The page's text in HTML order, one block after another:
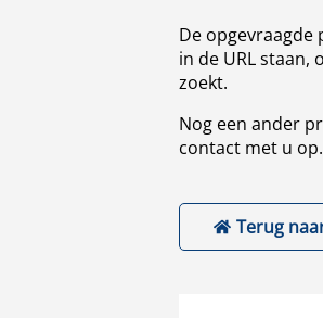
De opgevraagde
in de URL staan,
zoekt.
Nog een ander
contact met u
Terug